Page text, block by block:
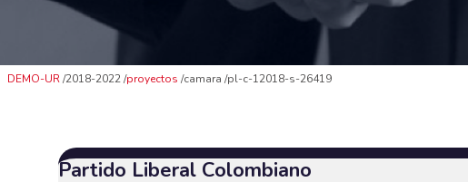
DEMO-UR 2018-2022 proyectos camara pl-c-12018-s-26419
Partido Liberal Colombiano